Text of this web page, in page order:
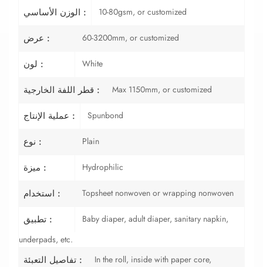
الوزن الأساسي : 10-80gsm, or customized
عرض : 60-3200mm, or customized
لون : White
قطر اللفة الخارجية : Max 1150mm, or customized
عملية الإنتاج : Spunbond
نوع : Plain
ميزة : Hydrophilic
استخدام : Topsheet nonwoven or wrapping nonwoven
تطبيق :
Baby diaper, adult diaper, sanitary napkin,
underpads, etc.
تفاصيل التعبئة :
In the roll, inside with paper core,